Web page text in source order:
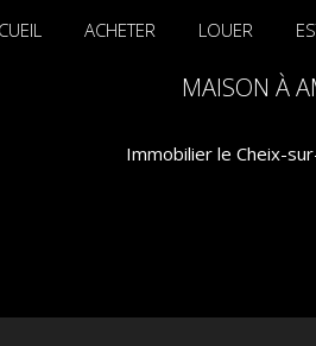
ACHETER LOUER
MAISON À
Immobilier le Cheix-